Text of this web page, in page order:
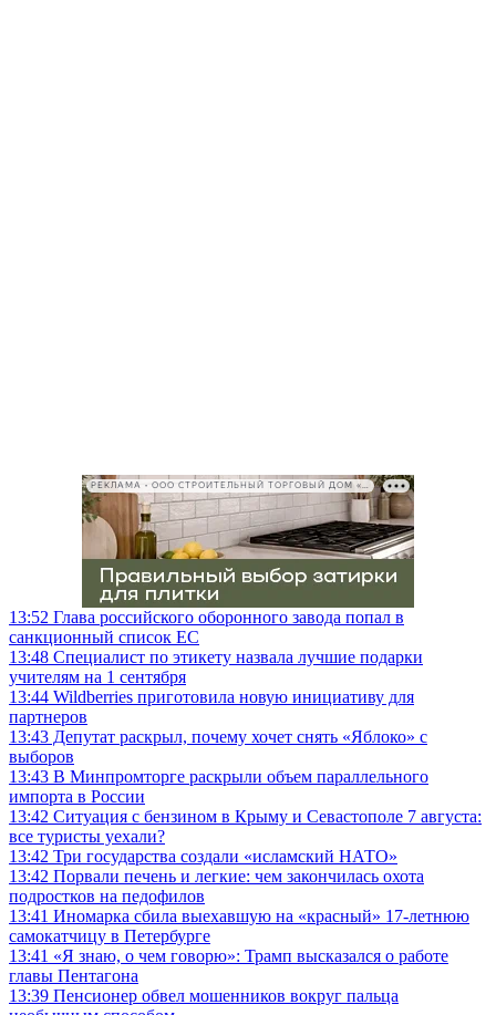
РЕКЛАМА • ООО СТРОИТЕЛЬНЫЙ ТОРГОВЫЙ ДОМ «ПЕТРОВИЧ», ИНН 7802348846
13:52 Глава российского оборонного завода попал в
санкционный список ЕС
13:48 Специалист по этикету назвала лучшие подарки
учителям на 1 сентября
13:44 Wildberries приготовила новую инициативу для
партнеров
13:43 Депутат раскрыл, почему хочет снять «Яблоко» с
выборов
13:43 В Минпромторге раскрыли объем параллельного
импорта в России
13:42 Ситуация с бензином в Крыму и Севастополе 7 августа:
все туристы уехали?
13:42 Три государства создали «исламский НАТО»
13:42 Порвали печень и легкие: чем закончилась охота
подростков на педофилов
13:41 Иномарка сбила выехавшую на «красный» 17-летнюю
самокатчицу в Петербурге
13:41 «Я знаю, о чем говорю»: Трамп высказался о работе
главы Пентагона
13:39 Пенсионер обвел мошенников вокруг пальца